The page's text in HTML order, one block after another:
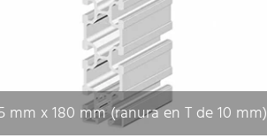
mm x 180 mm (ranura en T de 10 mm)